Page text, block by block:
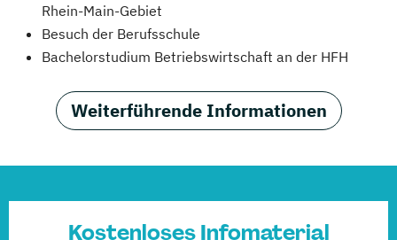
Rhein-Main-Gebiet
Besuch der Berufsschule
Bachelorstudium Betriebswirtschaft an der HFH
Weiterführende Informationen
Kostenloses Infomaterial